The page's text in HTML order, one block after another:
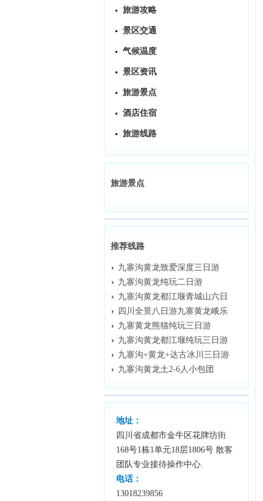
旅游攻略
景区交通
气候温度
景区资讯
旅游景点
酒店住宿
旅游线路
旅游景点
推荐线路
九寨沟黄龙致爱深度三日游
九寨沟黄龙纯玩二日游
九寨沟黄龙都江堰青城山六日
四川全景八日游九寨黄龙峨乐
九寨黄龙熊猫纯玩三日游
九寨沟黄龙都江堰纯玩三日游
九寨沟+黄龙+达古冰川三日游
九寨沟黄龙土2-6人小包团
地址：
四川省成都市金牛区花牌坊街
168号1栋1单元18层1806号 散客
团队专业接待操作中心.
电话：
13018239856